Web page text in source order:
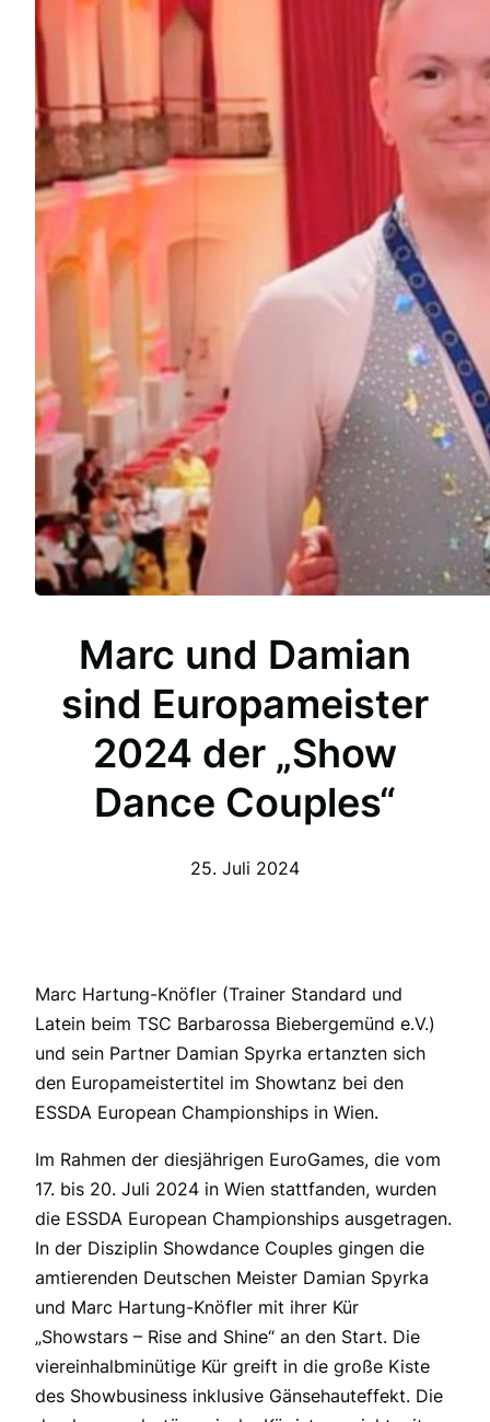
Marc und Damian
sind Europameister
2024 der „Show
Dance Couples“
25. Juli 2024
Marc Hartung-Knöfler (Trainer Standard und
Latein beim TSC Barbarossa Biebergemünd e.V.)
und sein Partner Damian Spyrka ertanzten sich
den Europameistertitel im Showtanz bei den
ESSDA European Championships in Wien.
Im Rahmen der diesjährigen EuroGames, die vom
17. bis 20. Juli 2024 in Wien stattfanden, wurden
die ESSDA European Championships ausgetragen.
In der Disziplin Showdance Couples gingen die
amtierenden Deutschen Meister Damian Spyrka
und Marc Hartung-Knöfler mit ihrer Kür
„Showstars – Rise and Shine“ an den Start. Die
viereinhalbminütige Kür greift in die große Kiste
des Showbusiness inklusive Gänsehauteffekt. Die